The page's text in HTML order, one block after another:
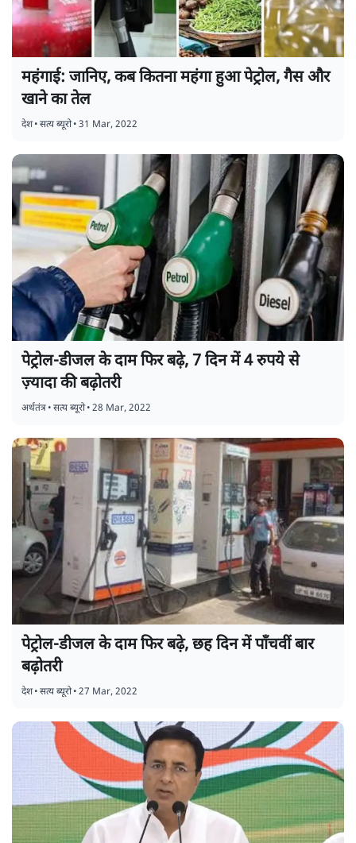
महंगाई: जानिए, कब कितना महंगा हुआ पेट्रोल, गैस और
खाने का तेल
देश•सत्य ब्यूरो•31 Mar, 2022
पेट्रोल-डीजल के दाम फिर बढ़े, 7 दिन में 4 रुपये से
ज़्यादा की बढ़ोतरी
अर्थतंत्र•सत्य ब्यूरो•28 Mar, 2022
पेट्रोल-डीजल के दाम फिर बढ़े, छह दिन में पाँचवीं बार
बढ़ोतरी
देश•सत्य ब्यूरो•27 Mar, 2022